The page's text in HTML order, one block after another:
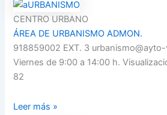
CENTRO URBANO
ÁREA DE URBANISMO ADMON.
918859002 EXT. 3
Viernes de 9:00 a 14:00 h.
82
Leer más »